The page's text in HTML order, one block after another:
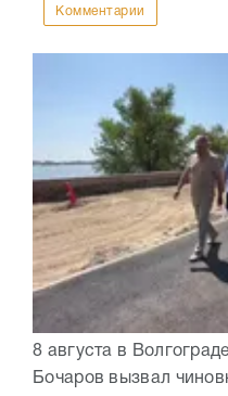
Комментарии
8 августа в
Бочаров вызвал